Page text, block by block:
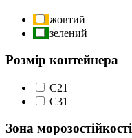
жовтий
зелений
Розмір контейнера
С21
С31
Зона морозостійкості